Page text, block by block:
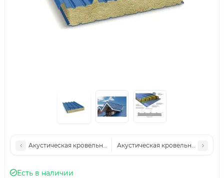
Акустическая кровельная сэндвич-панель минеральная
Акустическая кровельная
Есть в наличии